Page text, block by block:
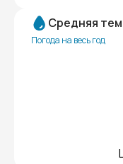
Средняя
Погода на весь год